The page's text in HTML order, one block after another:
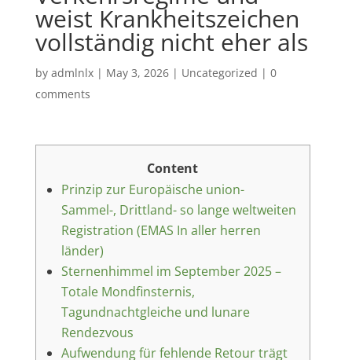
weist Krankheitszeichen
vollständig nicht eher als
by admlnlx| May 3, 2026| Uncategorized | 0
comments
Content
Prinzip zur Europäische union-
Sammel-, Drittland- so lange weltweiten
Registration (EMAS In aller herren
länder)
Sternenhimmel im September 2025 –
Totale Mondfinsternis,
Tagundnachtgleiche und lunare
Rendezvous
Aufwendung für fehlende Retour trägt